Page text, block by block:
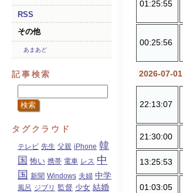
RSS
その他
あまあど
記事検索
タグクラウド
テレビ 先生 父親 iPhone 韓
国 怖い 携帯 電車 レス 中
国 新聞 Windows 夫婦 中学
風呂 ジブリ 監督 少女 結婚
01:25:55
00:25:56
2026-07-01
22:13:07
21:30:00
13:25:53
01:03:05